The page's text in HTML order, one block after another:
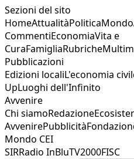
Sezioni del sito
HomeAttualitàPoliticaMondo
CommentiEconomiaVita e
CuraFamigliaRubriche
Pubblicazioni
Edizioni localiL'economia
UpLuoghi dell'Infinito
Avvenire
Chi siamoRedazione
AvvenirePubblicità
Mondo CEI
SIRRadio InBluTV2000FISC